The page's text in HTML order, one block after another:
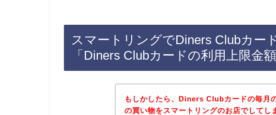
スマートリングでDiners Clubカー
「Diners Clubカードの利用上限金
もしかしたら、Diners Clubカードの毎月
の買い物をスマートリングのお店でしてし